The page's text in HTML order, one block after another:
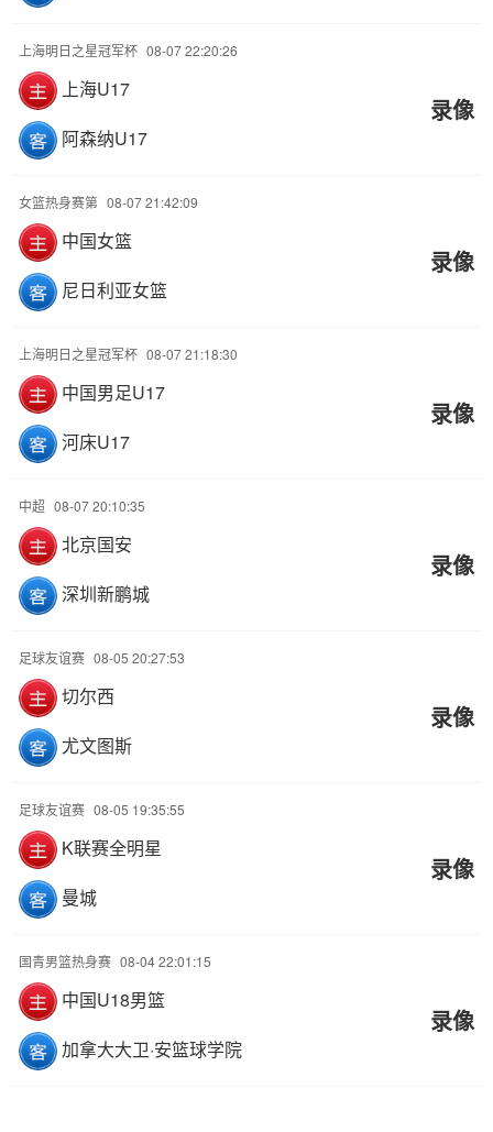
上海明日之星冠军杯 08-07 22:20:26
上海U17
阿森纳U17
录像
女篮热身赛第 08-07 21:42:09
中国女篮
尼日利亚女篮
录像
上海明日之星冠军杯 08-07 21:18:30
中国男足U17
河床U17
录像
中超 08-07 20:10:35
北京国安
深圳新鹏城
录像
足球友谊赛 08-05 20:27:53
切尔西
尤文图斯
录像
足球友谊赛 08-05 19:35:55
K联赛全明星
曼城
录像
国青男篮热身赛 08-04 22:01:15
中国U18男篮
加拿大大卫·安篮球学院
录像